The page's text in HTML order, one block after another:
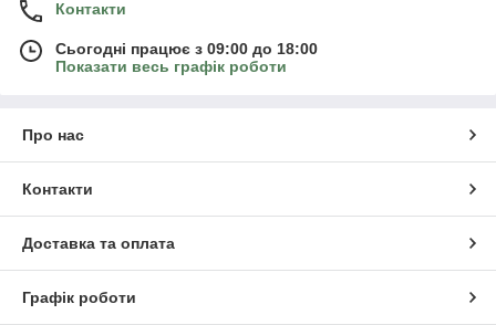
Контакти
Сьогодні працює з 09:00 до 18:00
Показати весь графік роботи
Про нас
Контакти
Доставка та оплата
Графік роботи